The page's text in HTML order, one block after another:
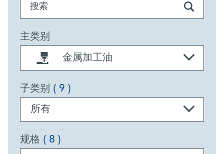
搜索
主类别
金属加工油
子类别 ( 9 )
所有
规格 ( 8 )